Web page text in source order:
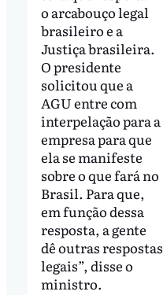
o arcabouço legal
brasileiro e a
Justiça brasileira.
O presidente
solicitou que a
AGU entre com
interpelação para a
empresa para que
ela se manifeste
sobre o que fará no
Brasil. Para que,
em função dessa
resposta, a gente
dê outras respostas
legais”, disse o
ministro.